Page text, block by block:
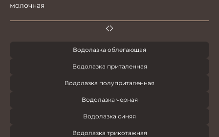
молочная
Водолазка облегающая
Водолазка приталенная
Водолазка полуприталенная
Водолазка черная
Водолазка синяя
Водолазка трикотажная